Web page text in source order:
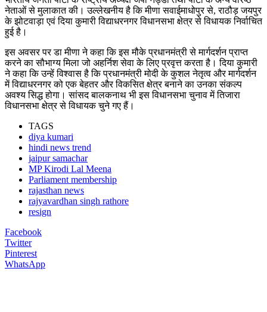
नेताओं से मुलाकात की। उल्लेखनीय है कि मीणा सवाईमाधोपुर से, राठौड़ जयपुर
के झोटवाड़ा एवं दिया कुमारी विद्याधरनगर विधानसभा क्षेत्र से विधायक निर्वाचित
हुई है।
इस अवसर पर डा मीणा ने कहा कि इस मौके प्रधानमंत्री से मार्गदर्शन प्राप्त
करने का सौभाग्य मिला जो अहर्निश सेवा के लिए प्रवृत्त करता है। दिया कुमारी
ने कहा कि उन्हें विश्वास है कि प्रधानमंत्री मोदी के कुशल नेतृत्व और मार्गदर्शन
में विद्याधरनगर को एक बेहतर और विकसित क्षेत्र बनाने का उनका संकल्प
अवश्य सिद्ध होगा। सांसद बालकनाथ भी इस विधानसभा चुनाव में तिजारा
विधानसभा क्षेत्र से विधायक चुने गए हैं।
TAGS
diya kumari
hindi news trend
jaipur samachar
MP Kirodi Lal Meena
Parliament membership
rajasthan news
rajyavardhan singh rathore
resign
Facebook
Twitter
Pinterest
WhatsApp